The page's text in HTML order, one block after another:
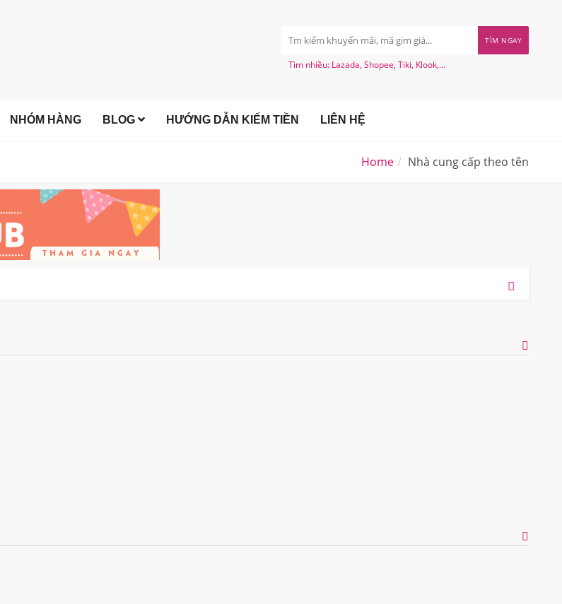
TÌM NGAY
Tìm nhiều: Lazada, Shopee, Tiki, Klook,...
NHÓM HÀNG BLOG HƯỚNG DẪN KIẾM TIỀN LIÊN HỆ
Home Nhà cung cấp theo tên